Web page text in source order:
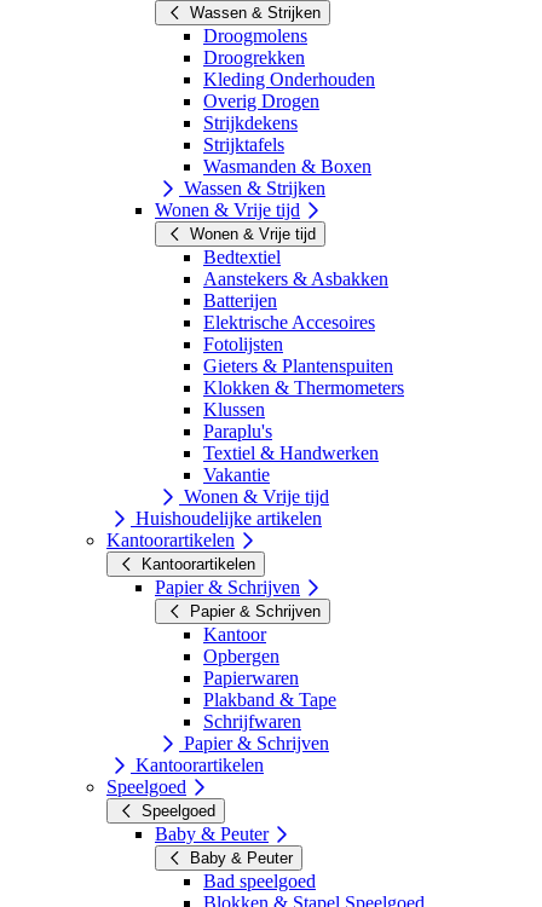
Wassen & Strijken
Droogmolens
Droogrekken
Kleding Onderhouden
Overig Drogen
Strijkdekens
Strijktafels
Wasmanden & Boxen
Wassen & Strijken
Wonen & Vrije tijd
Wonen & Vrije tijd
Bedtextiel
Aanstekers & Asbakken
Batterijen
Elektrische Accesoires
Fotolijsten
Gieters & Plantenspuiten
Klokken & Thermometers
Klussen
Paraplu's
Textiel & Handwerken
Vakantie
Wonen & Vrije tijd
Huishoudelijke artikelen
Kantoorartikelen
Kantoorartikelen
Papier & Schrijven
Papier & Schrijven
Kantoor
Opbergen
Papierwaren
Plakband & Tape
Schrijfwaren
Papier & Schrijven
Kantoorartikelen
Speelgoed
Speelgoed
Baby & Peuter
Baby & Peuter
Bad speelgoed
Blokken & Stapel Speelgoed